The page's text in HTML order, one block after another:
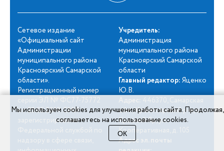
Сетевое издание
«Официальный сайт
Администрации
муниципального района
Красноярский Самарской
области».
Регистрационный номер
серии ЭЛ № ФС77-75772
от 23.05.2019. СМИ
зарегистрировано
Федеральной службой по
надзору в сфере связи,
Учредитель:
Администрация
муниципального района
Красноярский Самарской
области
Главный редактор: Яценко
Ю.В.
Адрес: 446370, Самарская
обл., Красноярский р-н, с.
Красный Яр, ул.
Кооперативная, д. 105
Адрес эл. почты
Мы используем cookies для улучшения работы сайта.
соглашаетесь на использование cookies.
ОК